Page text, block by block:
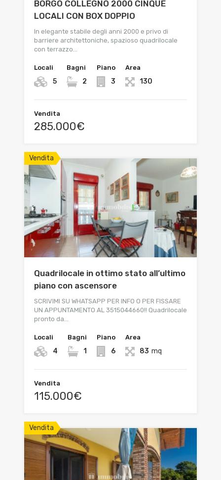
BORGO COLLEGNO 2000 CINQUE
LOCALI CON BOX DOPPIO
In elegante stabile degli anni 2000 e privo di
barriere architettoniche, spazioso quadrilocale
con terrazzo…
Locali
5
Bagni
2
Piano
3
Area
130
Vendita
285.000€
Vendita
Quadrilocale in ottimo stato all’ultimo
piano con ascensore
SCRIVIMI SU WHATSAPP PER INFO O PER FISSARE
UN APPUNTAMENTO AL 3515044660!! Quadrilocale
pronto da…
Locali
4
Bagni
1
Piano
6
Area
83 mq
Vendita
115.000€
Vendita